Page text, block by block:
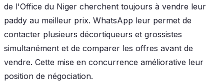
de l'Office du Niger cherchent toujours à vendre leur
paddy au meilleur prix. WhatsApp leur permet de
contacter plusieurs décortiqueurs et grossistes
simultanément et de comparer les offres avant de
vendre. Cette mise en concurrence améliorative leur
position de négociation.